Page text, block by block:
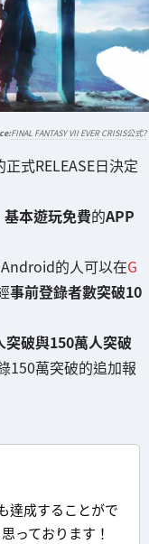
FINAL FANTASY VII EVER CRISIS公式?
正式RELEASE日決定
基本遊玩免費的APP
的人可以在G
事前登錄者數突破10
突破與150萬人突破
150萬突破的追加報
達成することがで
っております！